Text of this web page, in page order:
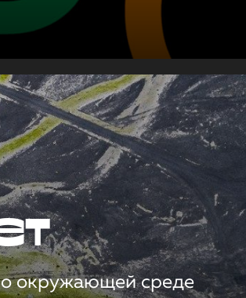
окружающей среде